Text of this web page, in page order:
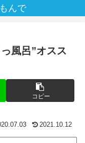
んで
風呂”オスス
コピー
2021.10.12